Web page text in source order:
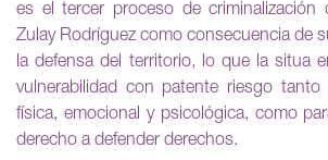
es el tercer proceso de criminalización
Zulay Rodríguez como consecuencia de
la defensa del territorio, lo que la situa
vulnerabilidad con patente riesgo
física, emocional y psicológica, como
derecho a defender derechos.